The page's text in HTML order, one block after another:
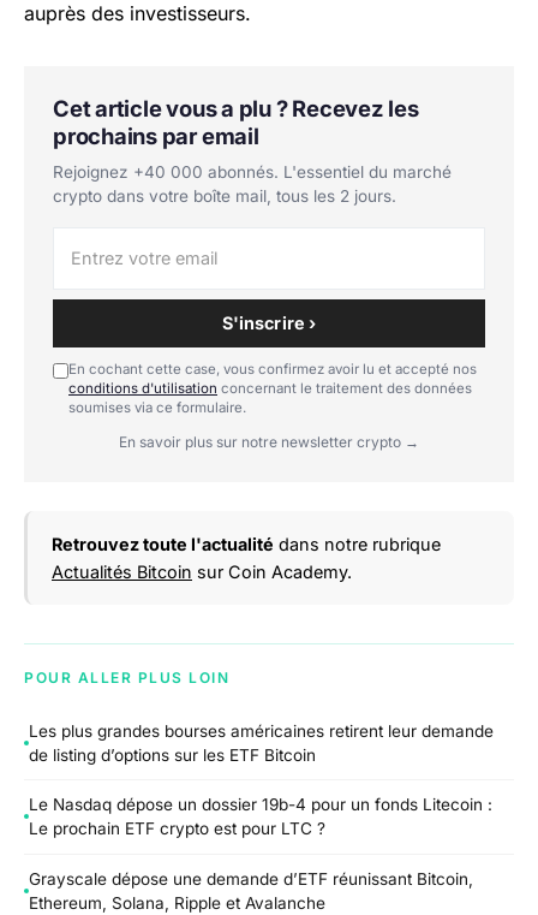
auprès des investisseurs.
Cet article vous a plu ? Recevez les
prochains par email
Rejoignez +40 000 abonnés. L'essentiel du marché
crypto dans votre boîte mail, tous les 2 jours.
S'inscrire ›
En cochant cette case, vous confirmez avoir lu et accepté nos
conditions d'utilisation concernant le traitement des données
soumises via ce formulaire.
En savoir plus sur notre newsletter crypto →
Retrouvez toute l'actualité dans notre rubrique
Actualités Bitcoin sur Coin Academy.
POUR ALLER PLUS LOIN
Les plus grandes bourses américaines retirent leur demande
de listing d’options sur les ETF Bitcoin
Le Nasdaq dépose un dossier 19b-4 pour un fonds Litecoin :
Le prochain ETF crypto est pour LTC ?
Grayscale dépose une demande d’ETF réunissant Bitcoin,
Ethereum, Solana, Ripple et Avalanche